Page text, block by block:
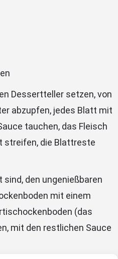
Dessertteller setzen, von
abzupfen, jedes Blatt mit
tauchen, das Fleisch
streifen, die Blattreste
den ungenießbaren
mit einem
(das
mit den restlichen Sauce